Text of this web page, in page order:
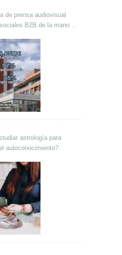
de prensa audiovisual
B2B de la mano de
astrología para
autoconocimiento?